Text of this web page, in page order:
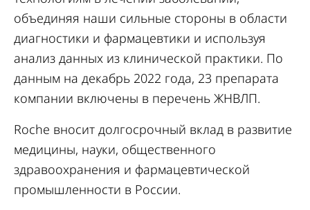
объединяя наши сильные стороны в области
диагностики и фармацевтики и используя
анализ данных из клинической практики. По
данным на декабрь 2022 года, 23 препарата
компании включены в перечень ЖНВЛП.
Roche вносит долгосрочный вклад в развитие
медицины, науки, общественного
здравоохранения и фармацевтической
промышленности в России.